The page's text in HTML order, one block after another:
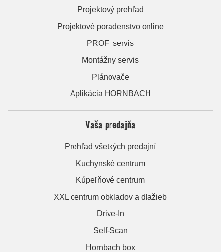
Projektový prehľad
Projektové poradenstvo online
PROFI servis
Montážny servis
Plánovače
Aplikácia HORNBACH
Vaša predajňa
Prehľad všetkých predajní
Kuchynské centrum
Kúpeľňové centrum
XXL centrum obkladov a dlažieb
Drive-In
Self-Scan
Hornbach box